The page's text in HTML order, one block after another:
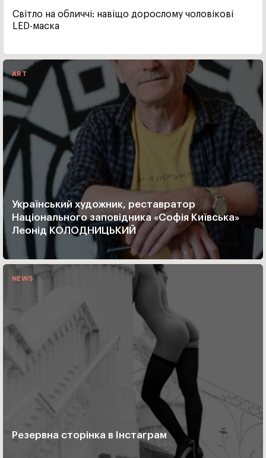
Світло на обличчі: навіщо дорослому чоловікові
LED-маска
ART
Український художник, реставратор
Національного заповідника «Софія Київська»
Леонід КОЛОДНИЦЬКИЙ
NEWS
Резервна сторінка в Інстаграм